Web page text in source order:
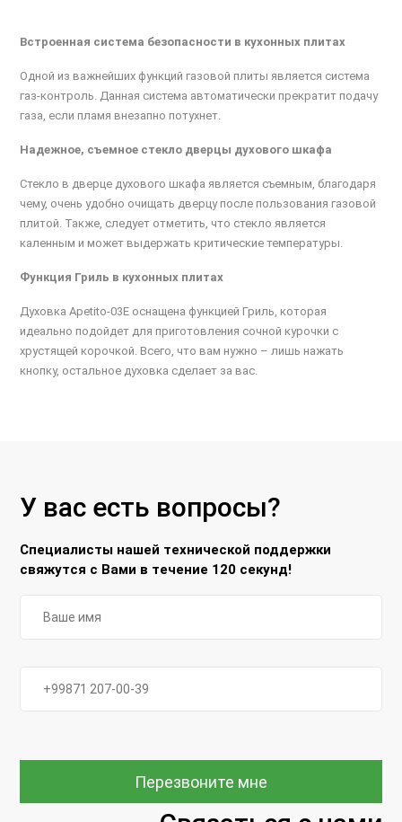
Встроенная система безопасности в кухонных плитах
Одной из важнейших функций газовой плиты является система
газ-контроль. Данная система автоматически прекратит подачу
газа, если пламя внезапно потухнет.
Надежное, съемное стекло дверцы духового шкафа
Стекло в дверце духового шкафа является съемным, благодаря
чему, очень удобно очищать дверцу после пользования газовой
плитой. Также, следует отметить, что стекло является
каленным и может выдержать критические температуры.
Функция Гриль в кухонных плитах
Духовка Apetito-03E оснащена функцией Гриль, которая
идеально подойдет для приготовления сочной курочки с
хрустящей корочкой. Всего, что вам нужно – лишь нажать
кнопку, остальное духовка сделает за вас.
У вас есть вопросы?
Специалисты нашей технической поддержки
свяжутся с Вами в течение 120 секунд!
Перезвоните мне